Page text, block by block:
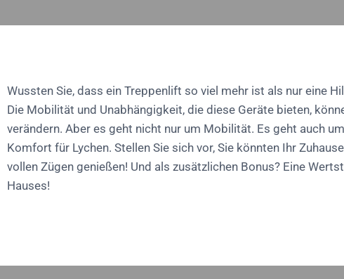
Wussten Sie, dass ein Treppenlift so viel mehr ist als nur eine
Die Mobilität und Unabhängigkeit, die diese Geräte bieten,
verändern. Aber es geht nicht nur um Mobilität. Es geht auch
Komfort für Lychen. Stellen Sie sich vor, Sie könnten Ihr
vollen Zügen genießen! Und als zusätzlichen Bonus? Eine
Hauses!